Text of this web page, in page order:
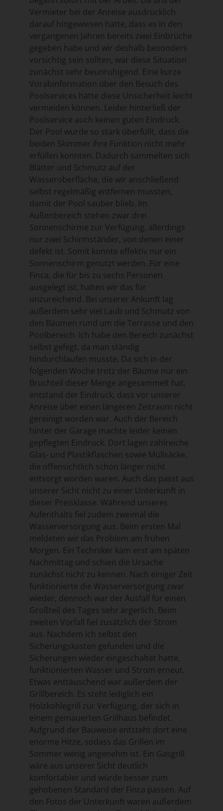
Vermieter bei der Anreise ausdrücklich
darauf hingewiesen hatte, dass es in den
vergangenen Jahren bereits zwei Einbrüche
gegeben habe und wir deshalb besonders
vorsichtig sein sollten, war diese Situation
zunächst sehr beunruhigend. Eine kurze
Vorabinformation über den Besuch des
Poolservices hätte diese Unsicherheit leicht
vermeiden können. Leider hinterließ der
Poolservice auch keinen guten Eindruck.
Der Pool wurde so stark überfüllt, dass die
beiden Skimmer ihre Funktion nicht mehr
erfüllen konnten. Dadurch sammelten sich
Blätter und Schmutz auf der
Wasseroberfläche, die wir anschließend
selbst regelmäßig entfernen mussten,
damit der Pool sauber blieb. Im
Außenbereich stehen zwar drei
Sonnenschirme zur Verfügung, allerdings
nur zwei Schirmständer, von denen einer
defekt ist. Somit konnte effektiv nur ein
Sonnenschirm genutzt werden. Für eine
Finca, die für bis zu sechs Personen
ausgelegt ist, halten wir das für
unzureichend. Bei unserer Ankunft lag
außerdem sehr viel Laub und Schmutz von
den Bäumen rund um die Terrasse und den
Poolbereich. Ich habe den Bereich zunächst
selbst gefegt, da man ständig
hindurchlaufen musste. Da sich in der
folgenden Woche trotz der Bäume nur ein
Bruchteil dieser Menge angesammelt hat,
entstand der Eindruck, dass vor unserer
Anreise über einen längeren Zeitraum nicht
gereinigt worden war. Auch der Bereich
hinter der Garage machte leider keinen
gepflegten Eindruck. Dort lagen zahlreiche
Glas- und Plastikflaschen sowie Müllsäcke,
die offensichtlich schon länger nicht
entsorgt worden waren. Auch das passt aus
unserer Sicht nicht zu einer Unterkunft in
dieser Preisklasse. Während unseres
Aufenthalts fiel zudem zweimal die
Wasserversorgung aus. Beim ersten Mal
meldeten wir das Problem am frühen
Morgen. Ein Techniker kam erst am späten
Nachmittag und schien die Ursache
zunächst nicht zu kennen. Nach einiger Zeit
funktionierte die Wasserversorgung zwar
wieder, dennoch war der Ausfall für einen
Großteil des Tages sehr ärgerlich. Beim
zweiten Vorfall fiel zusätzlich der Strom
aus. Nachdem ich selbst den
Sicherungskasten gefunden und die
Sicherungen wieder eingeschaltet hatte,
funktionierten Wasser und Strom erneut.
Etwas enttäuschend war außerdem der
Grillbereich. Es steht lediglich ein
Holzkohlegrill zur Verfügung, der sich in
einem gemauerten Grillhaus befindet.
Aufgrund der Bauweise entsteht dort eine
enorme Hitze, sodass das Grillen im
Sommer wenig angenehm ist. Ein Gasgrill
wäre aus unserer Sicht deutlich
komfortabler und würde besser zum
gehobenen Standard der Finca passen. Auf
den Fotos der Unterkunft waren außerdem